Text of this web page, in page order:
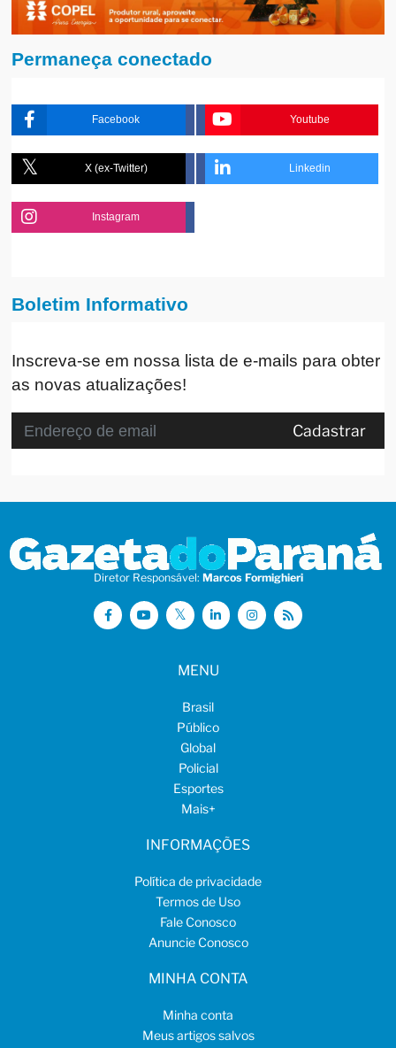
Permaneça conectado
Facebook Youtube
X (ex-Twitter) Linkedin
Instagram
Boletim Informativo
Inscreva-se em nossa lista de e-mails para obter
as novas atualizações!
Cadastrar
Diretor Responsável: Marcos Formighieri
MENU
Brasil
Público
Global
Policial
Esportes
Mais+
INFORMAÇÕES
Política de privacidade
Termos de Uso
Fale Conosco
Anuncie Conosco
MINHA CONTA
Minha conta
Meus artigos salvos